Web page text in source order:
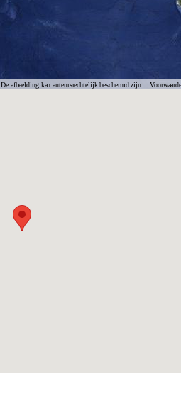
De afbeelding kan auteursrechtelijk beschermd zijn